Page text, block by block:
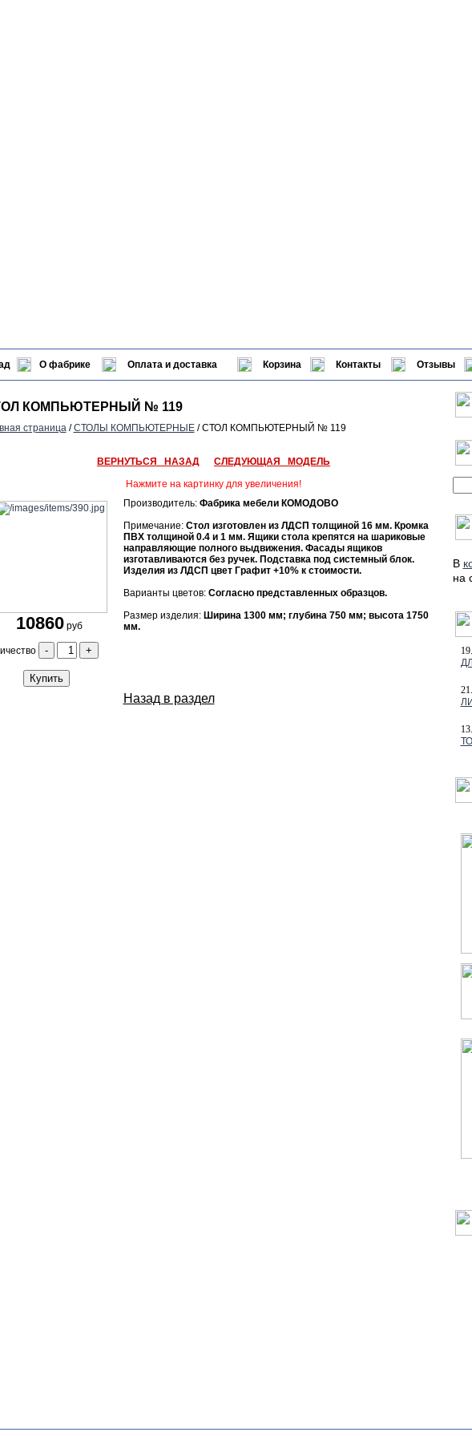
О фабрике Оплата и доставка Корзина Контакты Отзывы
КОМПЬЮТЕРНЫЙ № 119
страница/СТОЛЫ КОМПЬЮТЕРНЫЕ/ СТОЛ КОМПЬЮТЕРНЫЙ № 119
ВЕРНУТЬСЯ НАЗАД
СЛЕДУЮЩАЯ МОДЕЛЬ
Нажмите на картинку для увеличения!
10860руб
- +
Купить
Производитель: Фабрика мебели КОМОДОВО
Примечание: Стол изготовлен из ЛДСП толщиной 16 мм. Кромка
ПВХ толщиной 0.4 и 1 мм. Ящики стола крепятся на шариковые
направляющие полного выдвижения. Фасады ящиков
изготавливаются без ручек. Подставка под системный блок.
Изделия из ЛДСП цвет Графит +10% к стоимости.
Варианты цветов: Согласно представленных образцов.
Размер изделия: Ширина 1300 мм; глубина 750 мм; высота 1750
мм.
Назад в раздел
В
на